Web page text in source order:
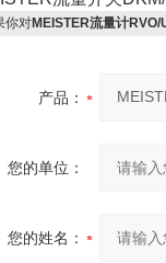
你对MEISTER流量计
产品：
您的单位：
您的姓名：